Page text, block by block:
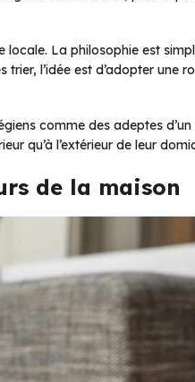
La philosophie est
l’idée est d’adopter une
comme des adeptes
qu’à l’extérieur de leur
de la maison